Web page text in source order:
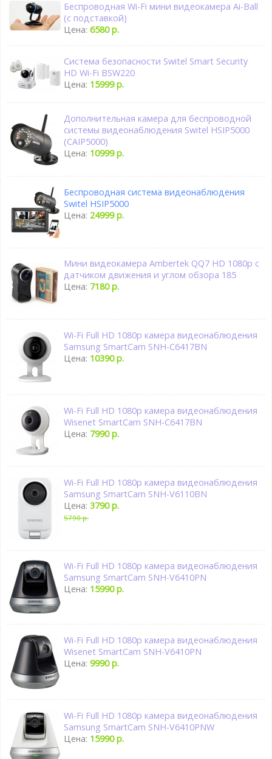
Беспроводная Wi-Fi мини видеокамера Ai-Ball
(с подставкой)
Цена:6580 р.
Система безопасности Switel Smart Security
HD Wi-Fi BSW220
Цена: 15999 р.
Дополнительная камера для беспроводной
системы видеонаблюдения Switel HSIP5000
(CAIP5000)
Цена: 10999 р.
Беспроводная система видеонаблюдения
Switel HSIP5000
Цена: 24999 р.
Мини видеокамера Ambertek QQ7 HD 1080p с
датчиком движения и углом обзора 185
Цена: 7180 р.
Wi-Fi Full HD 1080p камера видеонаблюдения
Samsung SmartCam SNH-C6417BN
Цена: 10390 р.
Wi-Fi Full HD 1080p камера видеонаблюдения
Wisenet SmartCam SNH-C6417BN
Цена: 7990 р.
Wi-Fi Full HD 1080p камера видеонаблюдения
Samsung SmartCam SNH-V6110BN
Цена:3790 р.
5790 р.
Wi-Fi Full HD 1080p камера видеонаблюдения
Samsung SmartCam SNH-V6410PN
Цена: 15990 р.
Wi-Fi Full HD 1080p камера видеонаблюдения
Wisenet SmartCam SNH-V6410PN
Цена:9990 р.
Wi-Fi Full HD 1080p камера видеонаблюдения
Samsung SmartCam SNH-V6410PNW
Цена: 15990 р.